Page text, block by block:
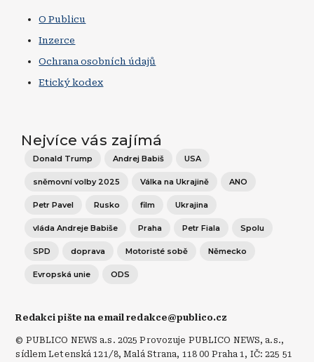
O Publicu
Inzerce
Ochrana osobních údajů
Etický kodex
Nejvíce vás zajímá
Donald Trump Andrej Babiš USA
sněmovní volby 2025 Válka na Ukrajině ANO
Petr Pavel Rusko film Ukrajina
vláda Andreje Babiše Praha Petr Fiala Spolu
SPD doprava Motoristé sobě Německo
Evropská unie ODS
Redakci pište na email redakce@publico.cz
© PUBLICO NEWS a.s. 2025 Provozuje PUBLICO NEWS, a.s.,
sídlem Letenská 121/8, Malá Strana, 118 00 Praha 1, IČ: 225 51